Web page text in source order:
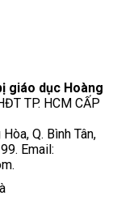
giáo dục Hoàng
TP. HCM CẤP
Q. Bình Tân,
Email: